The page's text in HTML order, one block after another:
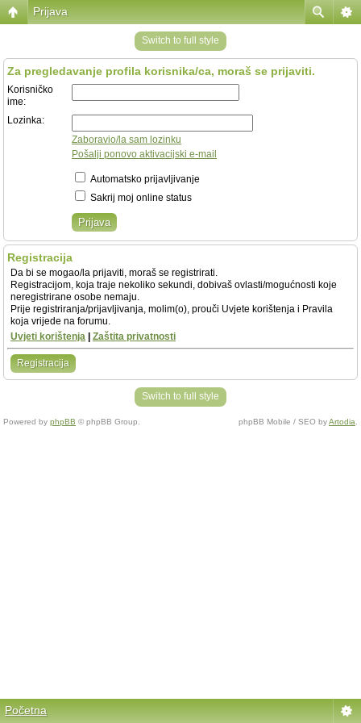
Prijava
Switch to full style
Za pregledavanje profila korisnika/ca, moraš se prijaviti.
Korisničko
ime:
Lozinka:
Zaboravio/la sam lozinku
Pošalji ponovo aktivacijski e-mail
Automatsko prijavljivanje
Sakrij moj online status
Registracija
Da bi se mogao/la prijaviti, moraš se registrirati.
Registracijom, koja traje nekoliko sekundi, dobivaš ovlasti/mogućnosti koje
neregistrirane osobe nemaju.
Prije registriranja/prijavljivanja, molim(o), prouči Uvjete korištenja i Pravila
koja vrijede na forumu.
Uvjeti korištenja
Zaštita privatnosti
Registracija
Switch to full style
Powered by phpBB © phpBB Group. phpBB Mobile / SEO byArtodia
Početna